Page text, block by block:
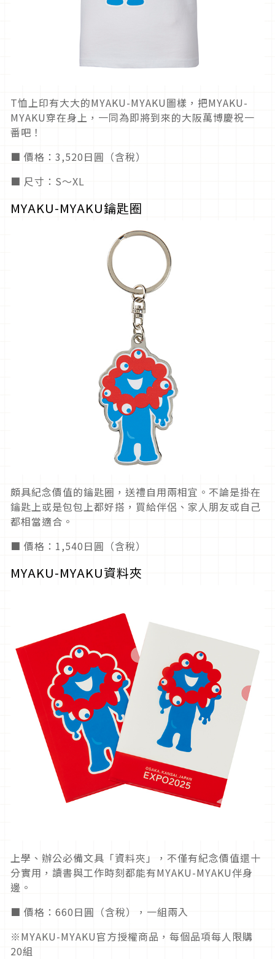
T恤上印有大大的MYAKU-MYAKU圖樣，把MYAKU-
MYAKU穿在身上，一同為即將到來的大阪萬博慶祝一
番吧！
■ 價格：3,520日圓（含稅）
■ 尺寸：S～XL
MYAKU-MYAKU鑰匙圈
頗具紀念價值的鑰匙圈，送禮自用兩相宜。不論是掛在
鑰匙上或是包包上都好搭，買給伴侶、家人朋友或自己
都相當適合。
■ 價格：1,540日圓（含稅）
MYAKU-MYAKU資料夾
上學、辦公必備文具「資料夾」，不僅有紀念價值還十
分實用，讀書與工作時刻都能有MYAKU-MYAKU伴身
邊。
■ 價格：660日圓（含稅），一組兩入
※MYAKU-MYAKU官方授權商品，每個品項每人限購
20組